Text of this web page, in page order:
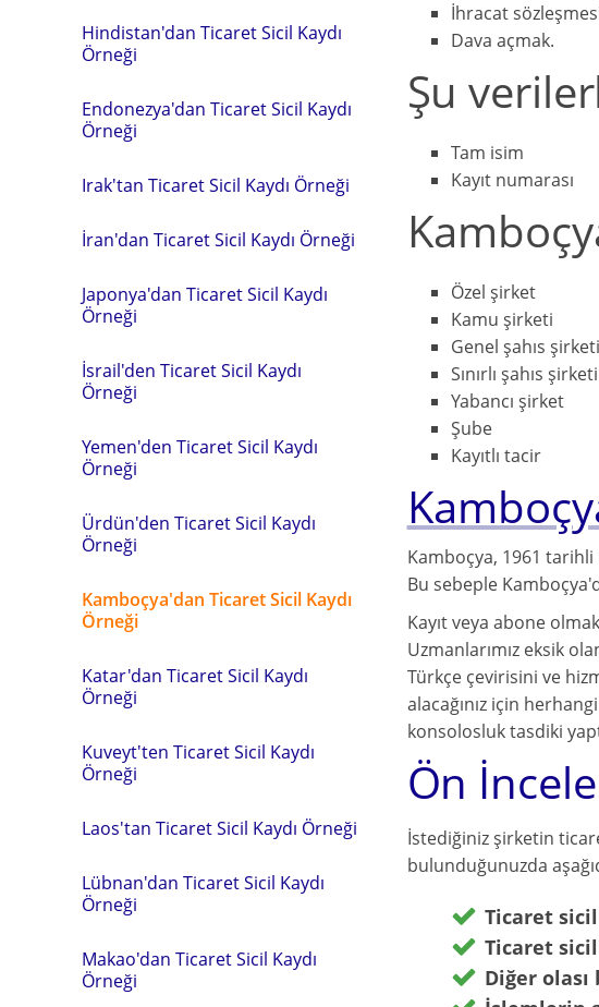
Hindistan'dan Ticaret Sicil Kaydı
Örneği
Endonezya'dan Ticaret Sicil Kaydı
Örneği
Irak'tan Ticaret Sicil Kaydı Örneği
İran'dan Ticaret Sicil Kaydı Örneği
Japonya'dan Ticaret Sicil Kaydı
Örneği
İsrail'den Ticaret Sicil Kaydı
Örneği
Yemen'den Ticaret Sicil Kaydı
Örneği
Ürdün'den Ticaret Sicil Kaydı
Örneği
Kamboçya'dan Ticaret Sicil Kaydı
Örneği
Katar'dan Ticaret Sicil Kaydı
Örneği
Kuveyt'ten Ticaret Sicil Kaydı
Örneği
Laos'tan Ticaret Sicil Kaydı Örneği
Lübnan'dan Ticaret Sicil Kaydı
Örneği
Makao'dan Ticaret Sicil Kaydı
Örneği
İhracat
Dava açmak.
Şu
Tam isim
Kayıt numarası
Özel şirket
Kamu şirketi
Genel şahıs şirketi
Sınırlı şahıs şirketi
Yabancı şirket
Şube
Kayıtlı tacir
Kamboçya, 1961 tarihli
Bu sebeple
Kayıt veya abone
Uzmanlarımız eksik
Türkçe çevirisini ve
alacağınız için
konsolosluk tasdiki
Ön
İstediğiniz şirketin
bulunduğunuzda
Ticaret
Ticaret
Diğer